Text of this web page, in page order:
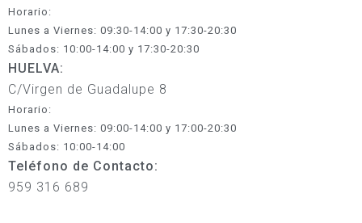
Horario:
Lunes a Viernes: 09:30-14:00 y 17:30-20:30
Sábados: 10:00-14:00 y 17:30-20:30
HUELVA:
C/Virgen de Guadalupe 8
Horario:
Lunes a Viernes: 09:00-14:00 y 17:00-20:30
Sábados: 10:00-14:00
Teléfono de Contacto:
959 316 689